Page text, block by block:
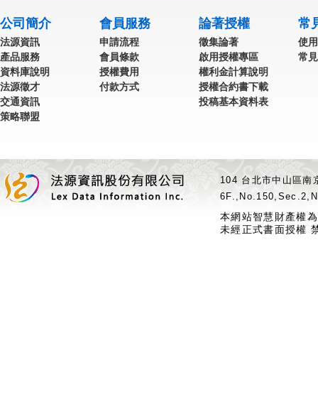
公司簡介
法源資訊
產品服務
資料庫說明
法源徵才
交通資訊
策略聯盟
會員服務
申請流程
會員條款
授權費用
付款方式
論著授權
徵集論著
啟用授權專區
權利金計算說明
授權合約書下載
投稿基本資料表
常
使
常
104 台北市中山區
本網站智慧財產權
未經正式書面授權